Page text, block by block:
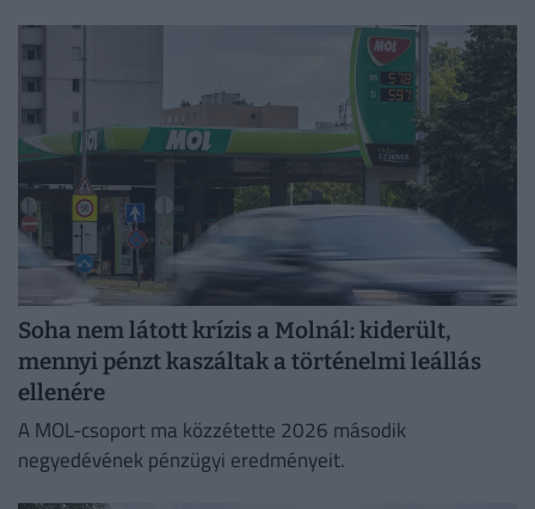
Soha nem látott krízis a Molnál: kiderült,
mennyi pénzt kaszáltak a történelmi leállás
ellenére
A MOL-csoport ma közzétette 2026 második
negyedévének pénzügyi eredményeit.